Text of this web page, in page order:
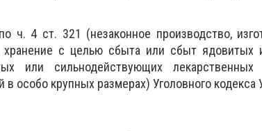
ч. 4 ст. 321 (незаконное производство,
хранение с целью сбыта или сбыт ядовитых
или сильнодействующих лекарственных
в особо крупных размерах) Уголовного кодекса